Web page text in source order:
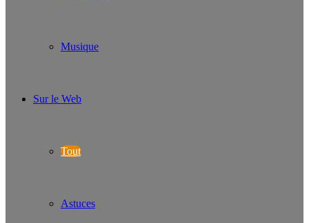
Musique
Sur le Web
Tout
Astuces